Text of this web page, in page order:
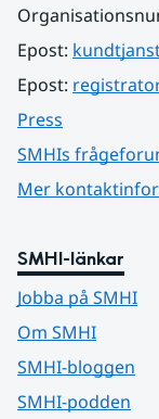
Epost:
Epost:
Press
SMHIs
Mer
SMHI-länkar
Jobba på SMHI
Om SMHI
SMHI-bloggen
SMHI-podden